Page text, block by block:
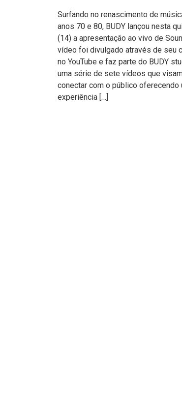
Surfando no renascimento de
anos 70 e 80, BUDY lançou nesta
(14) a apresentação ao vivo de
vídeo foi divulgado através de seu
no YouTube e faz parte do BUDY
uma série de sete vídeos que
conectar com o público oferecendo
experiência […]